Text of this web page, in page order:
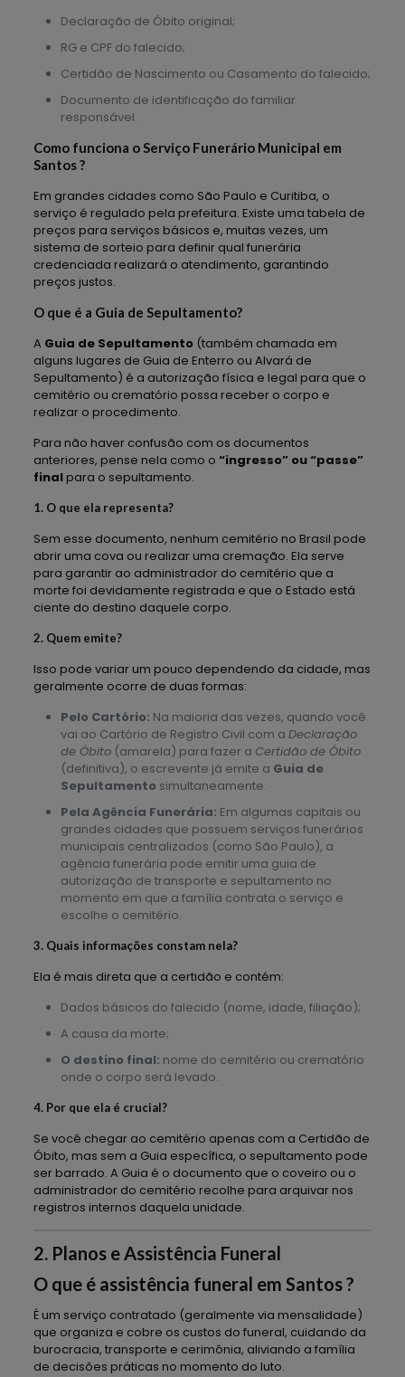
Declaração de Óbito original;
RG e CPF do falecido;
Certidão de Nascimento ou Casamento do falecido;
Documento de identificação do familiar
responsável.
Como funciona o Serviço Funerário Municipal em
Santos ?
Em grandes cidades como São Paulo e Curitiba, o
serviço é regulado pela prefeitura. Existe uma tabela de
preços para serviços básicos e, muitas vezes, um
sistema de sorteio para definir qual funerária
credenciada realizará o atendimento, garantindo
preços justos.
O que é a Guia de Sepultamento?
A Guia de Sepultamento(também chamada em
alguns lugares de Guia de Enterro ou Alvará de
Sepultamento) é a autorização física e legal para que o
cemitério ou crematório possa receber o corpo e
realizar o procedimento.
Para não haver confusão com os documentos
anteriores, pense nela como o “ingresso” ou “passe”
finalpara o sepultamento.
1. O que ela representa?
Sem esse documento, nenhum cemitério no Brasil pode
abrir uma cova ou realizar uma cremação. Ela serve
para garantir ao administrador do cemitério que a
morte foi devidamente registrada e que o Estado está
ciente do destino daquele corpo.
2. Quem emite?
Isso pode variar um pouco dependendo da cidade, mas
geralmente ocorre de duas formas:
Pelo Cartório: Na maioria das vezes, quando você
vai ao Cartório de Registro Civil com a Declaração
de Óbito(amarela) para fazer a Certidão de Óbito
(definitiva), o escrevente já emite a Guia de
Sepultamento simultaneamente.
Pela Agência Funerária: Em algumas capitais ou
grandes cidades que possuem serviços funerários
municipais centralizados (como São Paulo), a
agência funerária pode emitir uma guia de
autorização de transporte e sepultamento no
momento em que a família contrata o serviço e
escolhe o cemitério.
3. Quais informações constam nela?
Ela é mais direta que a certidão e contém:
Dados básicos do falecido (nome, idade, filiação);
A causa da morte;
O destino final: nome do cemitério ou crematório
onde o corpo será levado.
4. Por que ela é crucial?
Se você chegar ao cemitério apenas com a Certidão de
Óbito, mas sem a Guia específica, o sepultamento pode
ser barrado. A Guia é o documento que o coveiro ou o
administrador do cemitério recolhe para arquivar nos
registros internos daquela unidade.
2. Planos e Assistência Funeral
O que é assistência funeral em Santos ?
É um serviço contratado (geralmente via mensalidade)
que organiza e cobre os custos do funeral, cuidando da
burocracia, transporte e cerimônia, aliviando a família
de decisões práticas no momento do luto.